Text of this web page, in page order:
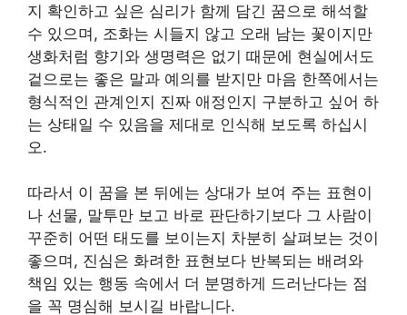
지 확인하고 싶은 심리가 함께 담긴 꿈으로 해석할
수 있으며, 조화는 시들지 않고 오래 남는 꽃이지만
생화처럼 향기와 생명력은 없기 때문에 현실에서도
겉으로는 좋은 말과 예의를 받지만 마음 한쪽에서는
형식적인 관계인지 진짜 애정인지 구분하고 싶어 하
는 상태일 수 있음을 제대로 인식해 보도록 하십시
오.
따라서 이 꿈을 본 뒤에는 상대가 보여 주는 표현이
나 선물, 말투만 보고 바로 판단하기보다 그 사람이
꾸준히 어떤 태도를 보이는지 차분히 살펴보는 것이
좋으며, 진심은 화려한 표현보다 반복되는 배려와
책임 있는 행동 속에서 더 분명하게 드러난다는 점
을 꼭 명심해 보시길 바랍니다.